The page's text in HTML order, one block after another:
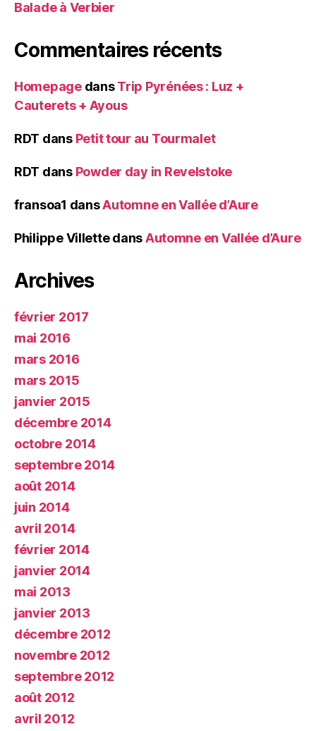
Balade à Verbier
Commentaires récents
HomepagedansTrip Pyrénées : Luz +
Cauterets + Ayous
RDT dans Petit tour au Tourmalet
RDT dans Powder day in Revelstoke
fransoa1 dansAutomne en Vallée d’Aure
Philippe VillettedansAutomne en Vallée d’Aure
Archives
février 2017
mai 2016
mars 2016
mars 2015
janvier 2015
décembre 2014
octobre 2014
septembre 2014
août 2014
juin 2014
avril 2014
février 2014
janvier 2014
mai 2013
janvier 2013
décembre 2012
novembre 2012
septembre 2012
août 2012
avril 2012